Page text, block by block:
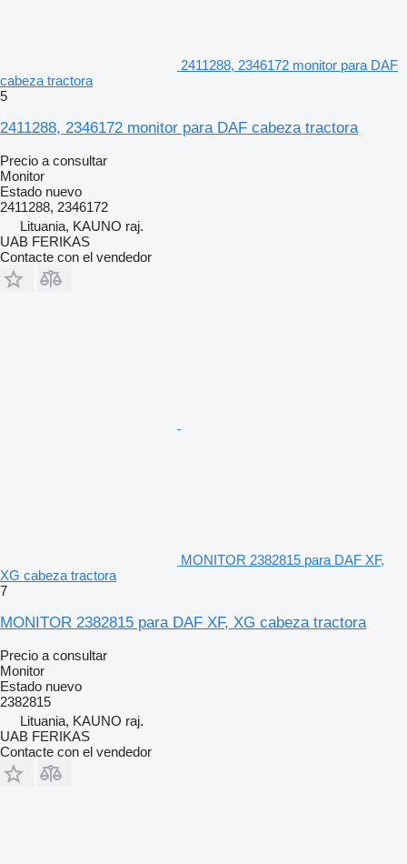
2411288, 2346172 monitor para DAF
cabeza tractora
5
2411288, 2346172 monitor para DAF cabeza tractora
Precio a consultar
Monitor
Estado nuevo
2411288, 2346172
Lituania, KAUNO raj.
UAB FERIKAS
Contacte con el vendedor
MONITOR 2382815 para DAF XF,
XG cabeza tractora
7
MONITOR 2382815 para DAF XF, XG cabeza tractora
Precio a consultar
Monitor
Estado nuevo
2382815
Lituania, KAUNO raj.
UAB FERIKAS
Contacte con el vendedor